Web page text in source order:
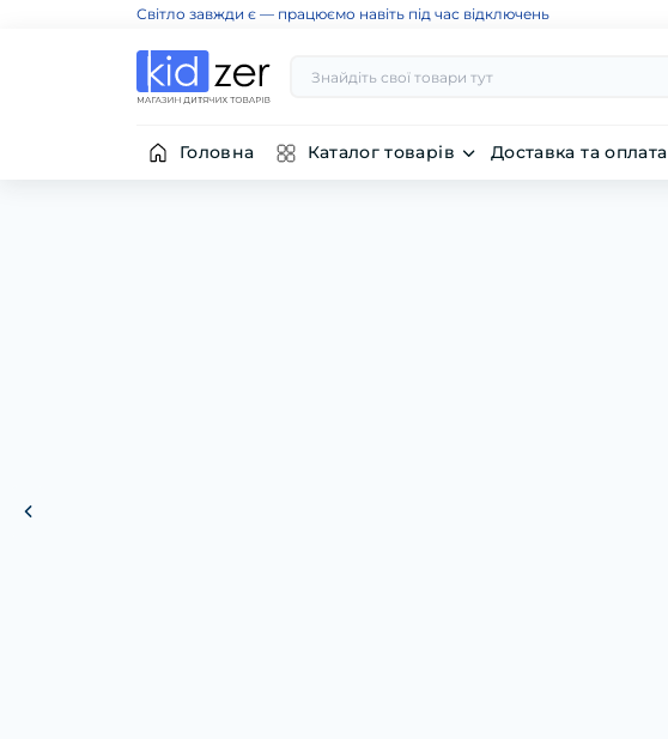
Світло завжди є — працюємо навіть під час відключень
Головна Каталог товарів Доставка та оплата